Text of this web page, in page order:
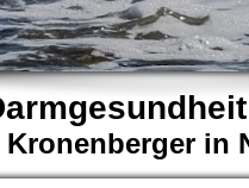
Kronenberger in